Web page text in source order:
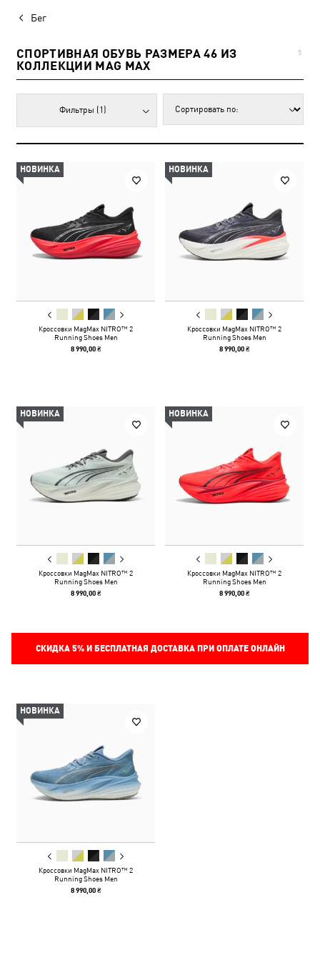
Бег
СПОРТИВНАЯ ОБУВЬ РАЗМЕРА 46 ИЗ
КОЛЛЕКЦИИ MAG MAX
5
Фильтры (1)
НОВИНКА
Кроссовки MagMax NITRO™ 2
Running Shoes Men
8 990,00 ₴
НОВИНКА
Кроссовки MagMax NITRO™ 2
Running Shoes Men
8 990,00 ₴
НОВИНКА
Кроссовки MagMax NITRO™ 2
Running Shoes Men
8 990,00 ₴
НОВИНКА
Кроссовки MagMax NITRO™ 2
Running Shoes Men
8 990,00 ₴
СКИДКА 5%И БЕСПЛАТНАЯ ДОСТАВКА ПРИ ОПЛАТЕ ОНЛАЙН
НОВИНКА
Кроссовки MagMax NITRO™ 2
Running Shoes Men
8 990,00 ₴